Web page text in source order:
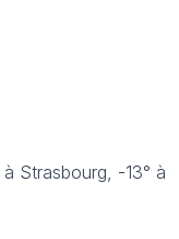
Strasbourg, -13° à